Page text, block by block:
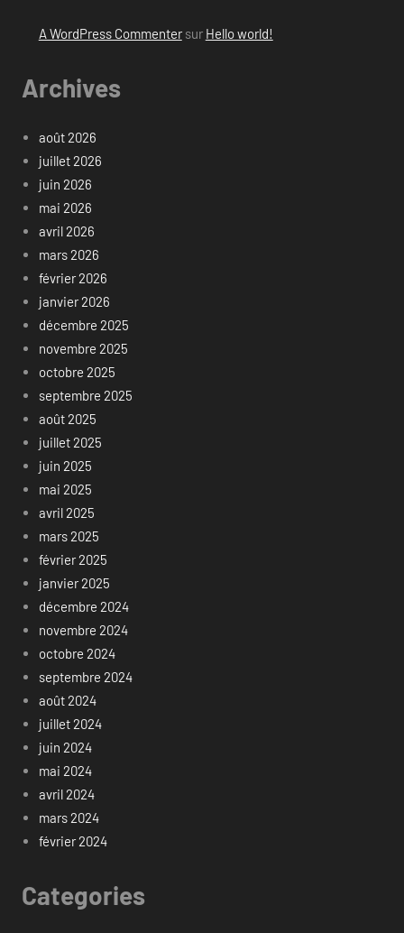
A WordPress Commentersur Hello world!
Archives
août 2026
juillet 2026
juin 2026
mai 2026
avril 2026
mars 2026
février 2026
janvier 2026
décembre 2025
novembre 2025
octobre 2025
septembre 2025
août 2025
juillet 2025
juin 2025
mai 2025
avril 2025
mars 2025
février 2025
janvier 2025
décembre 2024
novembre 2024
octobre 2024
septembre 2024
août 2024
juillet 2024
juin 2024
mai 2024
avril 2024
mars 2024
février 2024
Categories